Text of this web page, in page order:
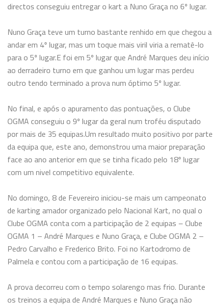
directos conseguiu entregar o kart a Nuno Graça no 6º lugar.
Nuno Graça teve um turno bastante renhido em que chegou a
andar em 4º lugar, mas um toque mais viril viria a rematê-lo
para o 5º lugar.E foi em 5º lugar que André Marques deu início
ao derradeiro turno em que ganhou um lugar mas perdeu
outro tendo terminado a prova num óptimo 5º lugar.
No final, e após o apuramento das pontuações, o Clube
OGMA conseguiu o 9º lugar da geral num troféu disputado
por mais de 35 equipas.Um resultado muito positivo por parte
da equipa que, este ano, demonstrou uma maior preparação
face ao ano anterior em que se tinha ficado pelo 18º lugar
com um nivel competitivo equivalente.
No domingo, 8 de Fevereiro iniciou-se mais um campeonato
de karting amador organizado pelo Nacional Kart, no qual o
Clube OGMA conta com a participação de 2 equipas – Clube
OGMA 1 – André Marques e Nuno Graça, e Clube OGMA 2 –
Pedro Carvalho e Frederico Brito. Foi no Kartodromo de
Palmela e contou com a participação de 16 equipas.
A prova decorreu com o tempo solarengo mas frio. Durante
os treinos a equipa de André Marques e Nuno Graça não